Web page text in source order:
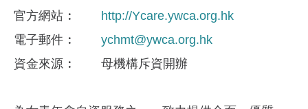
官方網站
http://Ycare.ywca.org.hk
電子郵件
ychmt@ywca.org.hk
資金來​源
母機構斥資開辦